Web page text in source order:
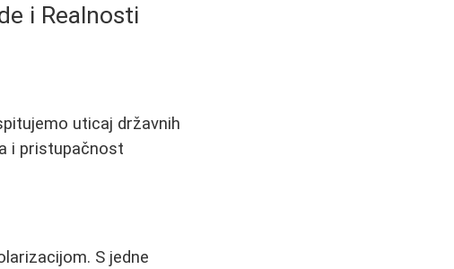
i Realnosti
uticaj državnih
i pristupačnost
S jedne